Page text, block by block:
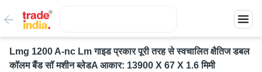
Lmg 1200 A-nc Lm गाइड प्रकार पूरी तरह से स्वचालित क्षैतिज डबल
कॉलम बैंड सॉ मशीन ब्लेडA आकार: 13900 X 67 X 1.6 मिमी